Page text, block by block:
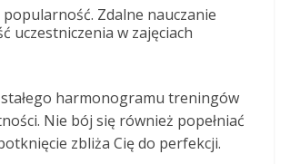
Zdalne nauczanie
uczestniczenia w zajęciach
harmonogramu treningów
Nie bój się również popełniać
zbliża Cię do perfekcji.